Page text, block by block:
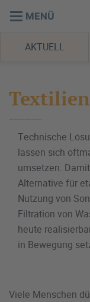
MENÜ
AKTUELL
Technische
lassen sich
umsetzen.
Alternative für
Nutzung von
Filtration von
heute
in Bewegung
Viele Menschen